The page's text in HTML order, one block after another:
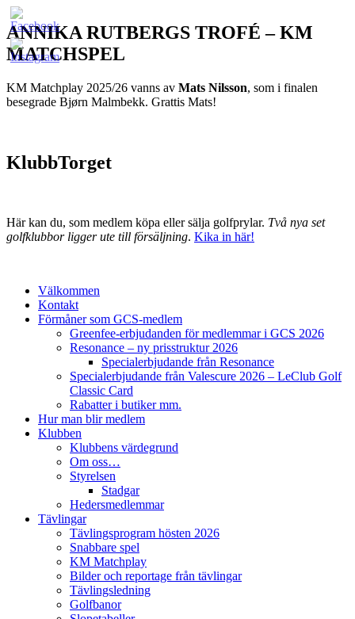
ANNIKA RUTBERGS TROFÉ – KM
MATCHSPEL
KM Matchplay 2025/26 vanns av Mats Nilsson, som i finalen
besegrade Bjørn Malmbekk. Grattis Mats!
KlubbTorget
Här kan du, som medlem köpa eller sälja golfprylar. Två nya set
golfklubbor ligger ute till försäljning. Kika in här!
Välkommen
Kontakt
Förmåner som GCS-medlem
Greenfee-erbjudanden för medlemmar i GCS 2026
Resonance – ny prisstruktur 2026
Specialerbjudande från Resonance
Specialerbjudande från Valescure 2026 – LeClub Golf
Classic Card
Rabatter i butiker mm.
Hur man blir medlem
Klubben
Klubbens värdegrund
Om oss…
Styrelsen
Stadgar
Hedersmedlemmar
Tävlingar
Tävlingsprogram hösten 2026
Snabbare spel
KM Matchplay
Bilder och reportage från tävlingar
Tävlingsledning
Golfbanor